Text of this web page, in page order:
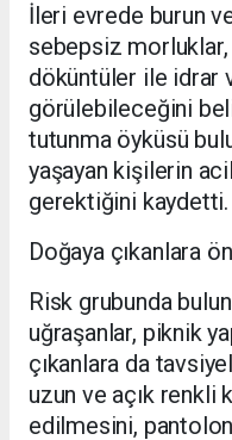
İleri evrede burun
sebepsiz
döküntüler ile idrar
görülebileceğini
tutunma öyküsü
yaşayan kişilerin
gerektiğini kaydetti.
Doğaya çıkanlara
Risk grubunda
uğraşanlar, piknik
çıkanlara da
uzun ve açık renkli
edilmesini,